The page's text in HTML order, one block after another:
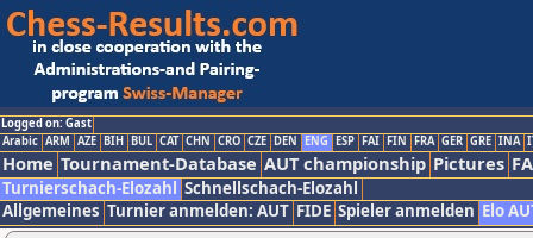
Logged on: Gast
Arabic ARM AZE BIH BUL CAT CHN CRO CZE DEN ENG ESP FAI FIN FRA GER GRE INA
Home Tournament-Database AUT championship Pictures
Turnierschach-Elozahl Schnellschach-Elozahl
Allgemeines Turnier anmelden: AUT FIDE Spieler anmelden Elo